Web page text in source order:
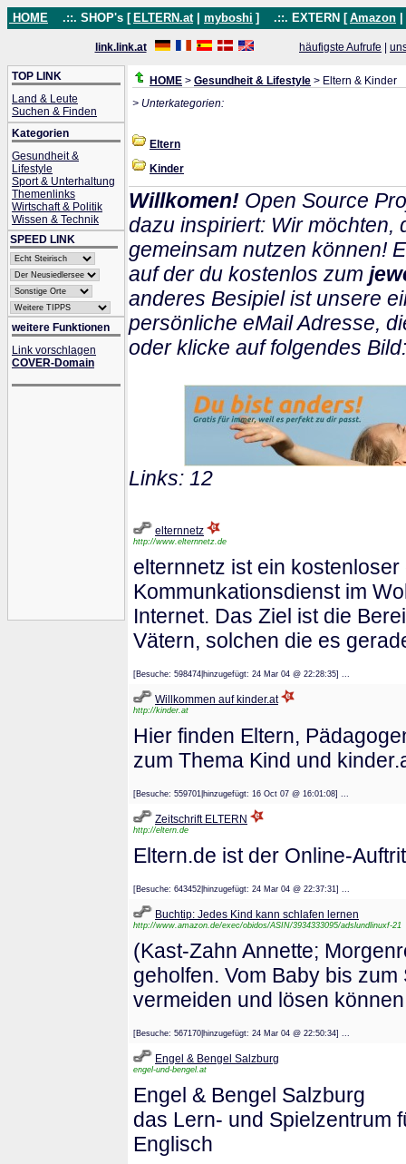
HOME .::. SHOP's [ ELTERN.at myboshi ] .::. EXTERN [ Amazon
link.link.at häufigste Aufrufe
TOP LINK
Land & Leute
Suchen & Finden
Kategorien
Gesundheit &
Lifestyle
Sport & Unterhaltung
Themenlinks
Wirtschaft & Politik
Wissen & Technik
SPEED LINK
weitere Funktionen
Link vorschlagen
COVER-Domain
HOME > Gesundheit & Lifestyle > Eltern & Kinder
> Unterkategorien:
Eltern
Kinder
Willkomen! Open Source
dazu inspiriert: Wir möchten,
gemeinsam nutzen können!
auf der du kostenlos zum
anderes Besipiel ist unsere
persönliche eMail Adresse,
oder klicke auf folgendes Bild:
Links: 12
elternnetz
http://www.elternnetz.de
elternnetz ist ein
Kommunkationsdienst im
Internet. Das Ziel ist die
Vätern, solchen die es
[Besuche: 598474|hinzugefügt: 24 Mar 04 @ 22:28:35] ...
Willkommen auf kinder.at
http://kinder.at
Hier finden Eltern,
zum Thema Kind und
[Besuche: 559701|hinzugefügt: 16 Oct 07 @ 16:01:08] ...
Zeitschrift ELTERN
http://eltern.de
Eltern.de ist der Online-
[Besuche: 643452|hinzugefügt: 24 Mar 04 @ 22:37:31] ...
Buchtip: Jedes Kind kann schlafen lernen
http://www.amazon.de/exec/obidos/ASIN/3934333095/adslundlinuxf-21
(Kast-Zahn Annette;
geholfen. Vom Baby bis
vermeiden und lösen
[Besuche: 567170|hinzugefügt: 24 Mar 04 @ 22:50:34] ...
Engel & Bengel Salzburg
engel-und-bengel.at
Engel & Bengel Salzburg
das Lern- und Spielzentrum
Englisch